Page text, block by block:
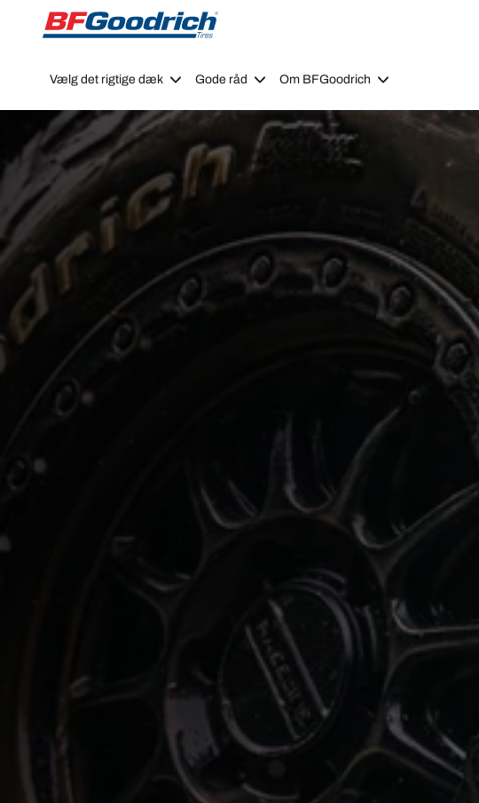
Go to page content
Go to page navigation
Vælg det rigtige dæk Gode råd Om BFGoodrich